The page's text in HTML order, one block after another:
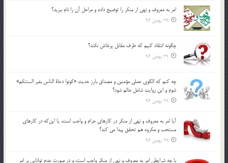
امر به معروف و نهي از منكر را توضيح داده و مراحل آن را نام ببريد؟
29 بهمن 96
چگونه انتقاد كنيم كه طرف مقابل پرخاش نكند؟
29 بهمن 96
چه كنم كه الگوي عملي مؤمنين و مصداق بارز حديث «كونوا دعاة الناس بغير السنتكم»
شوم و اين روايت شامل حالم شود؟
29 بهمن 96
آيا امر به معروف و نهي از منكر در كارهاي حرام و واجب است، يا اين‌كه در كارهاي
مستحب و مكروه هم تحقق پيدا مي كند؟
29 بهمن 96
با چه شرايطي امر به معروف و نهي از منکر واجب است، و در صورت عدم توانايي بر امر